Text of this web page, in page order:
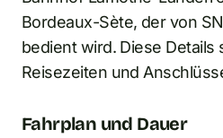
Bordeaux-Sète, der von
bedient wird. Diese Details
Reisezeiten und
Fahrplan und Dauer